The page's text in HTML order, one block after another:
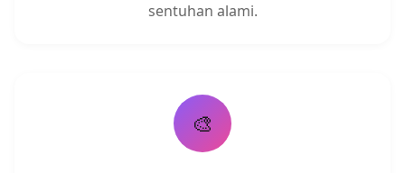
sentuhan alami.
🎨